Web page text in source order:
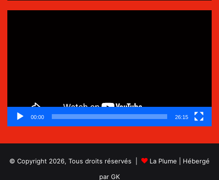
00:00 26:15
© Copyright 2026, Tous droits réservés | La Plume | Hébergé
par GK